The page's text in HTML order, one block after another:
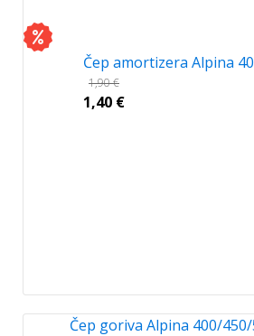
Čep amortizera Alpina
1,90€
1,40 €
Čep goriva Alpina 400/